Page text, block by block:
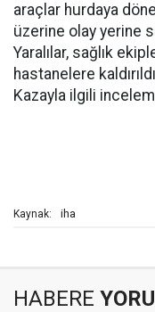
araçlar hurdaya
üzerine olay yerine
Yaralılar, sağlık
hastanelere
Kazayla ilgili
Kaynak: iha
HABERE